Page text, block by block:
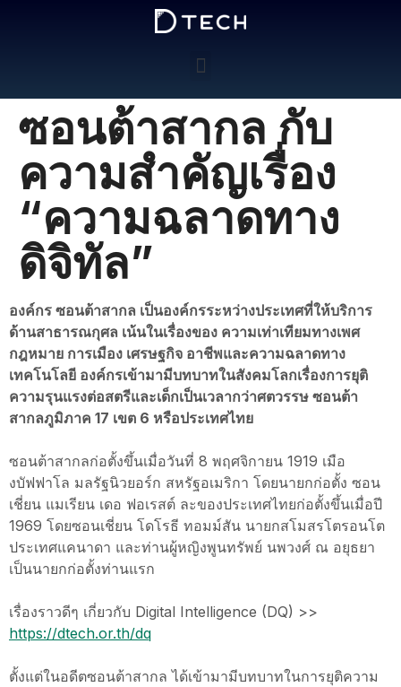
ซอนต้าสากล กับ
ความสำคัญเรื่อง
“ความฉลาดทาง
ดิจิทัล”
องค์กร ซอนต้าสากล เป็นองค์กรระหว่างประเทศที่ให้บริการ
ด้านสาธารณกุศล เน้นในเรื่องของ ความเท่าเทียมทางเพศ
กฎหมาย การเมือง เศรษฐกิจ อาชีพและความฉลาดทาง
เทคโนโลยี องค์กรเข้ามามีบทบาทในสังคมโลกเรื่องการยุติ
ความรุนแรงต่อสตรีและเด็กเป็นเวลากว่าศตวรรษ ซอนต้า
สากลภูมิภาค 17 เขต 6 หรือประเทศไทย
ซอนต้าสากลก่อตั้งขึ้นเมื่อวันที่ 8 พฤศจิกายน 1919 เมือ
งบัฟฟาโล มลรัฐนิวยอร์ก สหรัฐอเมริกา โดยนายกก่อตั้ง ซอน
เชี่ยน แมเรียน เดอ ฟอเรสต์ ละของประเทศไทยก่อตั้งขึ้นเมื่อปี
1969 โดยซอนเชี่ยน โดโรธี ทอมม์สัน นายกสโมสรโตรอนโต
ประเทศแคนาดา และท่านผู้หญิงพูนทรัพย์ นพวงศ์ ณ อยุธยา
เป็นนายกก่อตั้งท่านแรก
เรื่องราวดีๆ เกี่ยวกับ Digital Intelligence (DQ) >>
https://dtech.or.th/dq
ตั้งแต่ในอดีตซอนต้าสากล ได้เข้ามามีบทบาทในการยุติความ